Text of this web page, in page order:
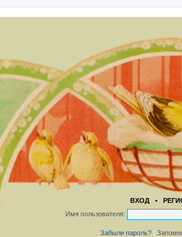
ВХОД•
Имя пользователя:
Забыли пароль? |